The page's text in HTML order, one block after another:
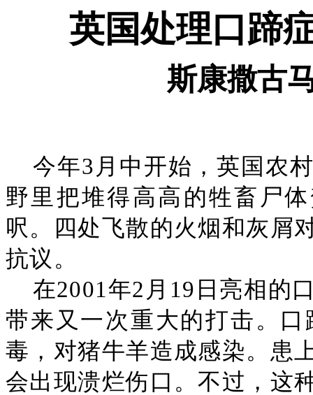
英国处理口蹄
斯康撒古
今年3月中开始，英国农
野里把堆得高高的牲畜尸
呎。四处飞散的火烟和灰屑
抗议。
在2001年2月19日亮相的
带来又一次重大的打击。
毒，对猪牛羊造成感染。患
会出现溃烂伤口。不过，这